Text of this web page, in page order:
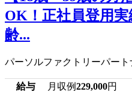
OK！正社員登用
齢...
パーソルファクトリーパー
給与 月収例229,000円